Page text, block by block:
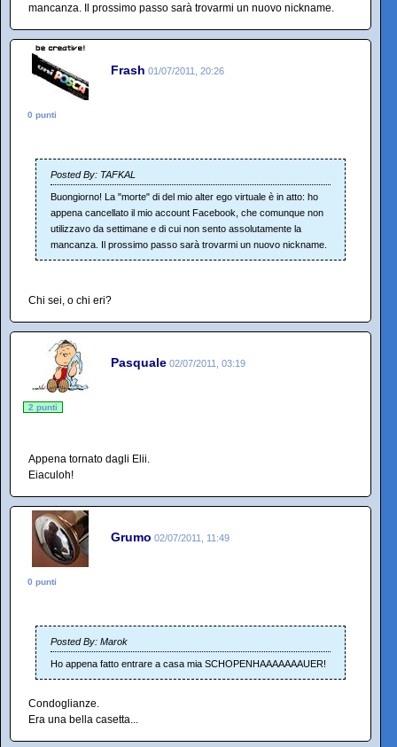
mancanza. Il prossimo passo sarà trovarmi un nuovo nickname.
Frash 01/07/2011, 20:26
0 punti
Posted By: TAFKAL
Buongiorno! La "morte" di del mio alter ego virtuale è in atto: ho
appena cancellato il mio account Facebook, che comunque non
utilizzavo da settimane e di cui non sento assolutamente la
mancanza. Il prossimo passo sarà trovarmi un nuovo nickname.
Chi sei, o chi eri?
Pasquale 02/07/2011, 03:19
2 punti
Appena tornato dagli Elii.
Eiaculoh!
Grumo 02/07/2011, 11:49
0 punti
Posted By: Marok
Ho appena fatto entrare a casa mia SCHOPENHAAAAAAAUER!
Condoglianze.
Era una bella casetta...